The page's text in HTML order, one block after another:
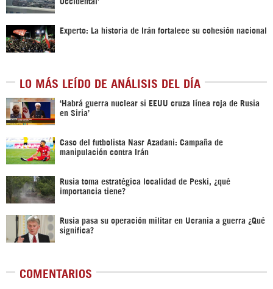
Experto: La historia de Irán fortalece su cohesión nacional
LO MÁS LEÍDO DE ANÁLISIS DEL DÍA
‎‘Habrá guerra nuclear si EEUU cruza línea roja de Rusia
en Siria’‎
Caso del futbolista Nasr Azadani: Campaña de
manipulación contra Irán
Rusia toma estratégica localidad de Peski, ¿qué
importancia tiene?
Rusia pasa su operación militar en Ucrania a guerra ¿Qué
significa?
COMENTARIOS